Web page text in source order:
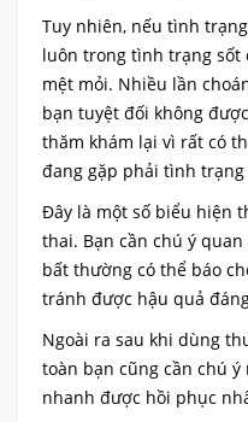
Tuy nhiên, nếu tình
luôn trong tình trạng sốt
mệt mỏi. Nhiều lần
bạn tuyệt đối không
thăm khám lại vì rất có
đang gặp phải tình trạng
Đây là một số biểu hiện
thai. Bạn cần chú ý
bất thường có thể báo
tránh được hậu quả
Ngoài ra sau khi dùng
toàn bạn cũng cần chú
nhanh được hồi phục